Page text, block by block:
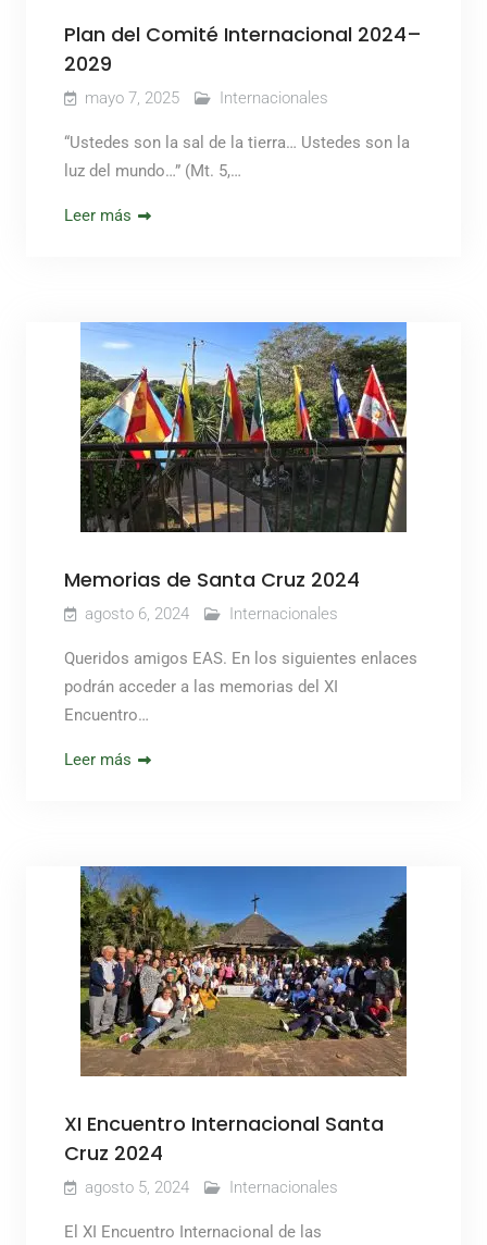
Plan del Comité Internacional 2024–
2029
mayo 7, 2025 Internacionales
“Ustedes son la sal de la tierra… Ustedes son la
luz del mundo…” (Mt. 5,…
Leer más
Memorias de Santa Cruz 2024
agosto 6, 2024 Internacionales
Queridos amigos EAS. En los siguientes enlaces
podrán acceder a las memorias del XI
Encuentro…
Leer más
XI Encuentro Internacional Santa
Cruz 2024
agosto 5, 2024 Internacionales
El XI Encuentro Internacional de las